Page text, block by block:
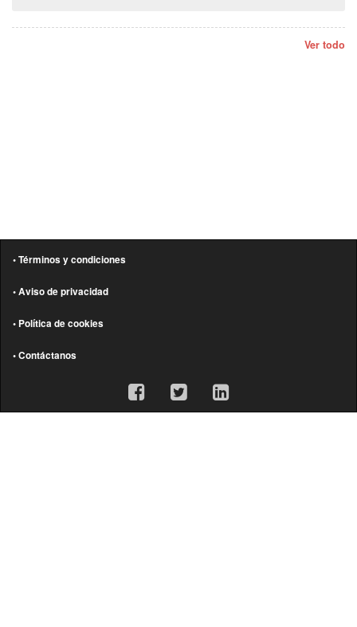
Ver todo
• Términos y condiciones
• Aviso de privacidad
• Política de cookies
• Contáctanos